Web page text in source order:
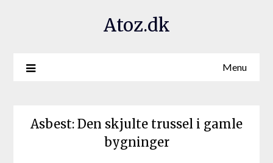
Atoz.dk
Menu
Asbest: Den skjulte trussel i gamle
bygninger